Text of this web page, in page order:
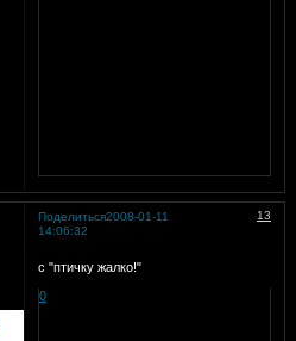
Поделиться 13
2008-01-11
14:06:32
с "птичку жалко!"
0